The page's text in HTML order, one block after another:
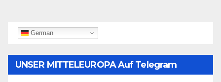
German
UNSER MITTELEUROPA Auf Telegram